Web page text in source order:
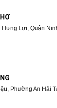
Lợi, Quận
Phường An Hải